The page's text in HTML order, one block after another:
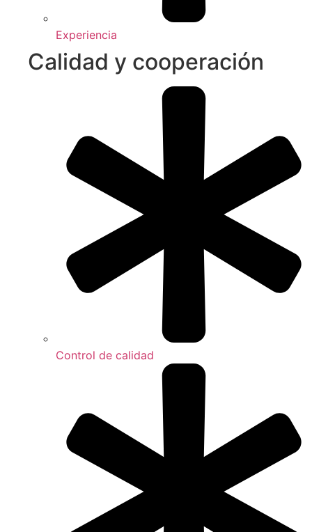
Experiencia
Calidad y cooperación
Control de calidad